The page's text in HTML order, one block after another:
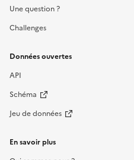
Une question ?
Challenges
Données ouvertes
API
Schéma
Jeu de données
En savoir plus